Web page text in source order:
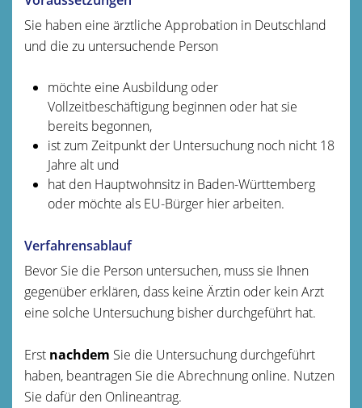
Sie haben eine ärztliche Approbation in Deutschland
und die zu untersuchende Person
möchte eine Ausbildung oder
Vollzeitbeschäftigung beginnen oder hat sie
bereits begonnen,
ist zum Zeitpunkt der Untersuchung noch nicht 18
Jahre alt und
hat den Hauptwohnsitz in Baden-Württemberg
oder möchte als EU-Bürger hier arbeiten.
Verfahrensablauf
Bevor Sie die Person untersuchen, muss sie Ihnen
gegenüber erklären, dass keine Ärztin oder kein Arzt
eine solche Untersuchung bisher durchgeführt hat.
Erst nachdem Sie die Untersuchung durchgeführt
haben, beantragen Sie die Abrechnung online. Nutzen
Sie dafür den Onlineantrag.